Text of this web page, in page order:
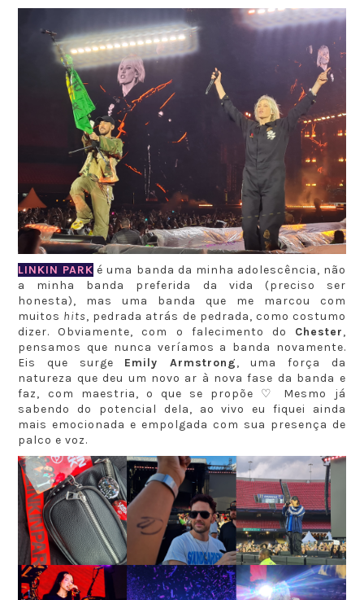
LINKIN PARK é uma banda da minha adolescência, não
a minha banda preferida da vida (preciso ser
honesta), mas uma banda que me marcou com
muitos hits, pedrada atrás de pedrada, como costumo
dizer. Obviamente, com o falecimento do Chester,
pensamos que nunca veríamos a banda novamente.
Eis que surge Emily Armstrong, uma força da
natureza que deu um novo ar à nova fase da banda e
faz, com maestria, o que se propõe ♡ Mesmo já
sabendo do potencial dela, ao vivo eu fiquei ainda
mais emocionada e empolgada com sua presença de
palco e voz.